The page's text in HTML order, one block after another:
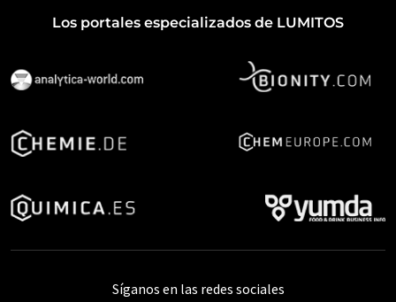
Los portales especializados de LUMITOS
Síganos en las redes sociales